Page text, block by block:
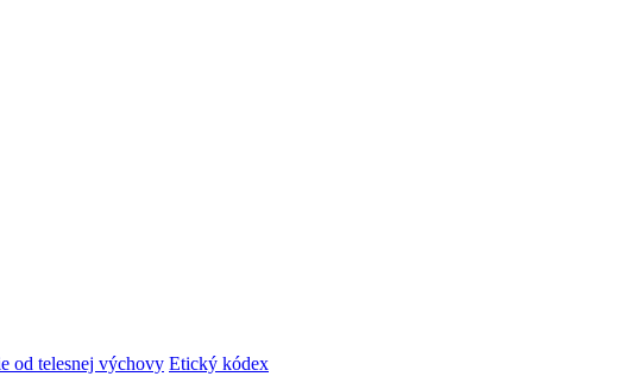
od telesnej výchovy Etický kódex